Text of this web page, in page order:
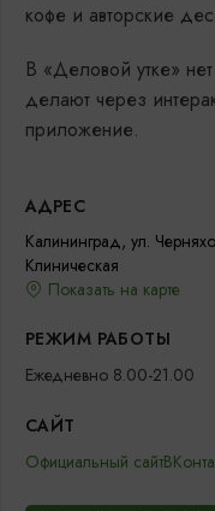
кофе и авторские
В «Деловой утке»
делают через
приложение.
АДРЕС
Калининград, ул.
Клиническая
Показать на карте
РЕЖИМ РАБОТЫ
Ежедневно 8.00-21.00
САЙТ
Официальный сайт